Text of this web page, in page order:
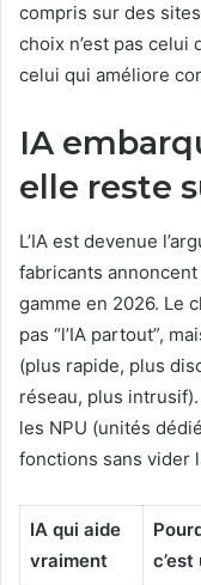
compris sur des
choix n’est pas
celui qui améliore
IA
elle reste
L’IA est devenue
fabricants
gamme en 2026. Le
pas “l’IA partout”,
(plus rapide, plus
réseau, plus
les NPU (unités
fonctions sans vider
IA qui aide
vraiment